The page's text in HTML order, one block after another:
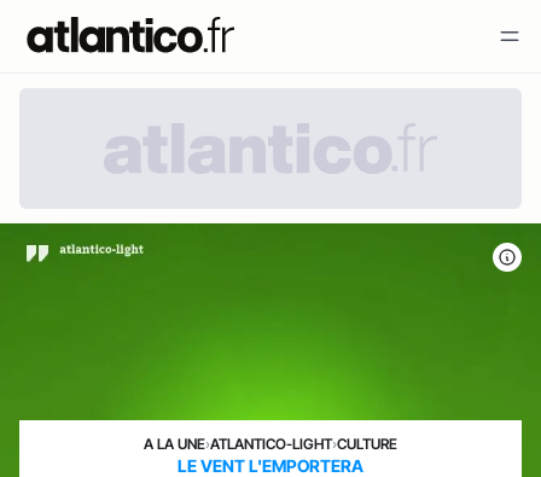
A LA UNE›ATLANTICO-LIGHT›CULTURE
LE VENT L'EMPORTERA